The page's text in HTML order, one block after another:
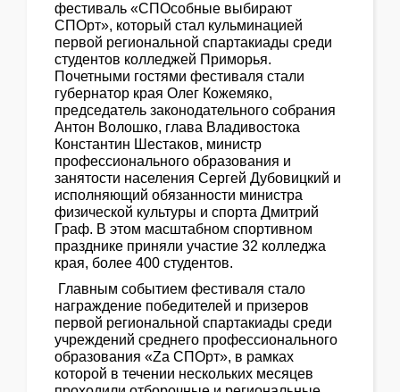
фестиваль «СПОсобные выбирают
СПОрт», который стал кульминацией
первой региональной спартакиады среди
студентов колледжей Приморья.
Почетными гостями фестиваля стали
губернатор края Олег Кожемяко,
председатель законодательного собрания
Антон Волошко, глава Владивостока
Константин Шестаков, министр
профессионального образования и
занятости населения Сергей Дубовицкий и
исполняющий обязанности министра
физической культуры и спорта Дмитрий
Граф. В этом масштабном спортивном
празднике приняли участие 32 колледжа
края, более 400 студентов.
Главным событием фестиваля стало
награждение победителей и призеров
первой региональной спартакиады среди
учреждений среднего профессионального
образования «Zа СПОрт», в рамках
которой в течении нескольких месяцев